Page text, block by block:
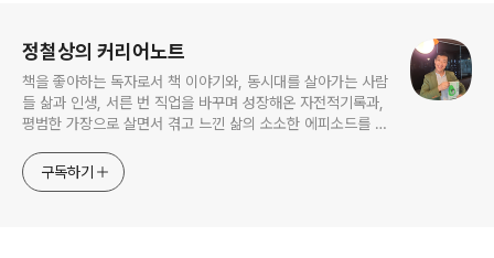
정철상의 커리어노트
책을 좋아하는 독자로서 책 이야기와, 동시대를 살아가는 사람
들 삶과 인생, 서른 번 직업을 바꾸며 성장해온 자전적기록과,
평범한 가장으로 살면서 겪고 느낀 삶의 소소한 에피소드를 전
고픈 커리어코치, 유튜브: 정교수의 인생수업
구독하기